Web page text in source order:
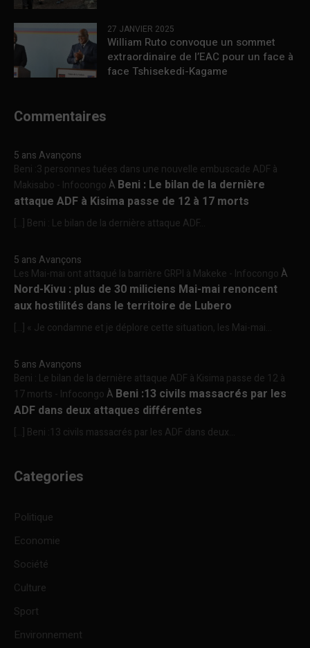
27 JANVIER 2025
William Ruto convoque un sommet
extraordinaire de l’EAC pour un face à
face Tshisekedi-Kagame
Commentaires
5 ans Avançons
Beni :3 personnes tuées dans une nouvelle embuscade ADF à
Makisabo - InfocongoÀ Beni : Le bilan de la dernière
attaque ADF à Kisima passe de 12 à 17 morts
[…] Beni : Le bilan de la dernière attaque ADF...
5 ans Avançons
Les Mai-mai ont attaqué la barrière GRPI à Makeke - InfocongoÀ
Nord-Kivu : plus de 30 miliciens Mai-mai renoncent
aux hostilités dans le territoire de Lubero
[…] « Je condamne et je déplore cette situation, les Mai-mai...
5 ans Avançons
Beni : Le bilan de la dernière attaque ADF à Kisima passe de 12 à
17 morts - InfocongoÀ Beni :13 civils massacrés par les
ADF dans deux attaques différentes
[…] Beni :13 civils massacrés par les ADF dans deux...
Categories
Politique
Economie
Société
Culture
Sport
Environnement